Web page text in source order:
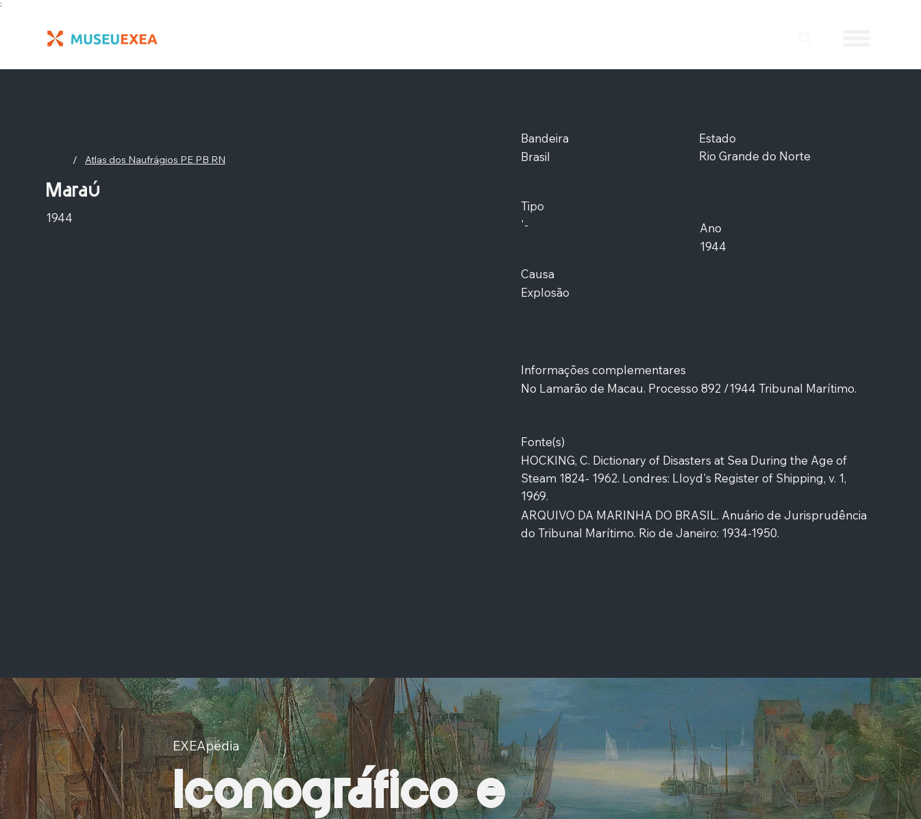
;
/ Atlas dos Naufrágios PE PB RN
Maraú
1944
Bandeira
Brasil
Tipo
'-
Causa
Explosão
Informações complementares
No Lamarão de Macau. Processo 892 /1944 Tribunal Marítimo.
Fonte(s)
HOCKING, C. Dictionary of Disasters at Sea During the Age of
Steam 1824- 1962. Londres: Lloyd's Register of Shipping, v. 1,
1969.
ARQUIVO DA MARINHA DO BRASIL. Anuário de Jurisprudência
do Tribunal Marítimo. Rio de Janeiro: 1934-1950.
Estado
Rio Grande do Norte
Ano
1944
EXEApédia
Iconográfico e